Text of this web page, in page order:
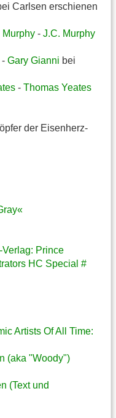
Carlsen erschienen
- J.C. Murphy
- Gary Gianni bei
- Thomas Yeates
der Eisenherz-
Prince
HC Special #
Artists Of All Time:
(aka "Woody")
(Text und